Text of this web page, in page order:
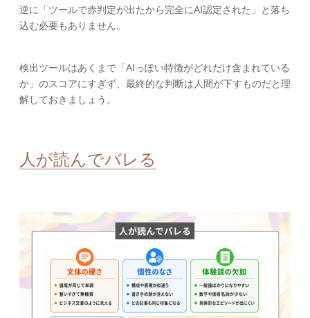
逆に「ツールで赤判定が出たから完全にAI認定された」と落ち
込む必要もありません。
検出ツールはあくまで「AIっぽい特徴がどれだけ含まれている
か」のスコアにすぎず、最終的な判断は人間が下すものだと理
解しておきましょう。
人が読んでバレる